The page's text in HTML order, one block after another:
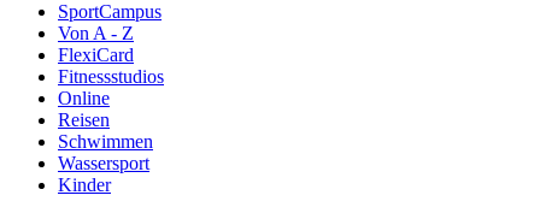
SportCampus
Von A - Z
FlexiCard
Fitnessstudios
Online
Reisen
Schwimmen
Wassersport
Kinder